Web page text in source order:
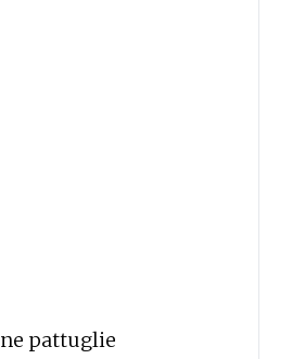
pattuglie